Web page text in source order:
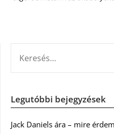
Legutóbbi bejegyzések
Jack Daniels ára – mire